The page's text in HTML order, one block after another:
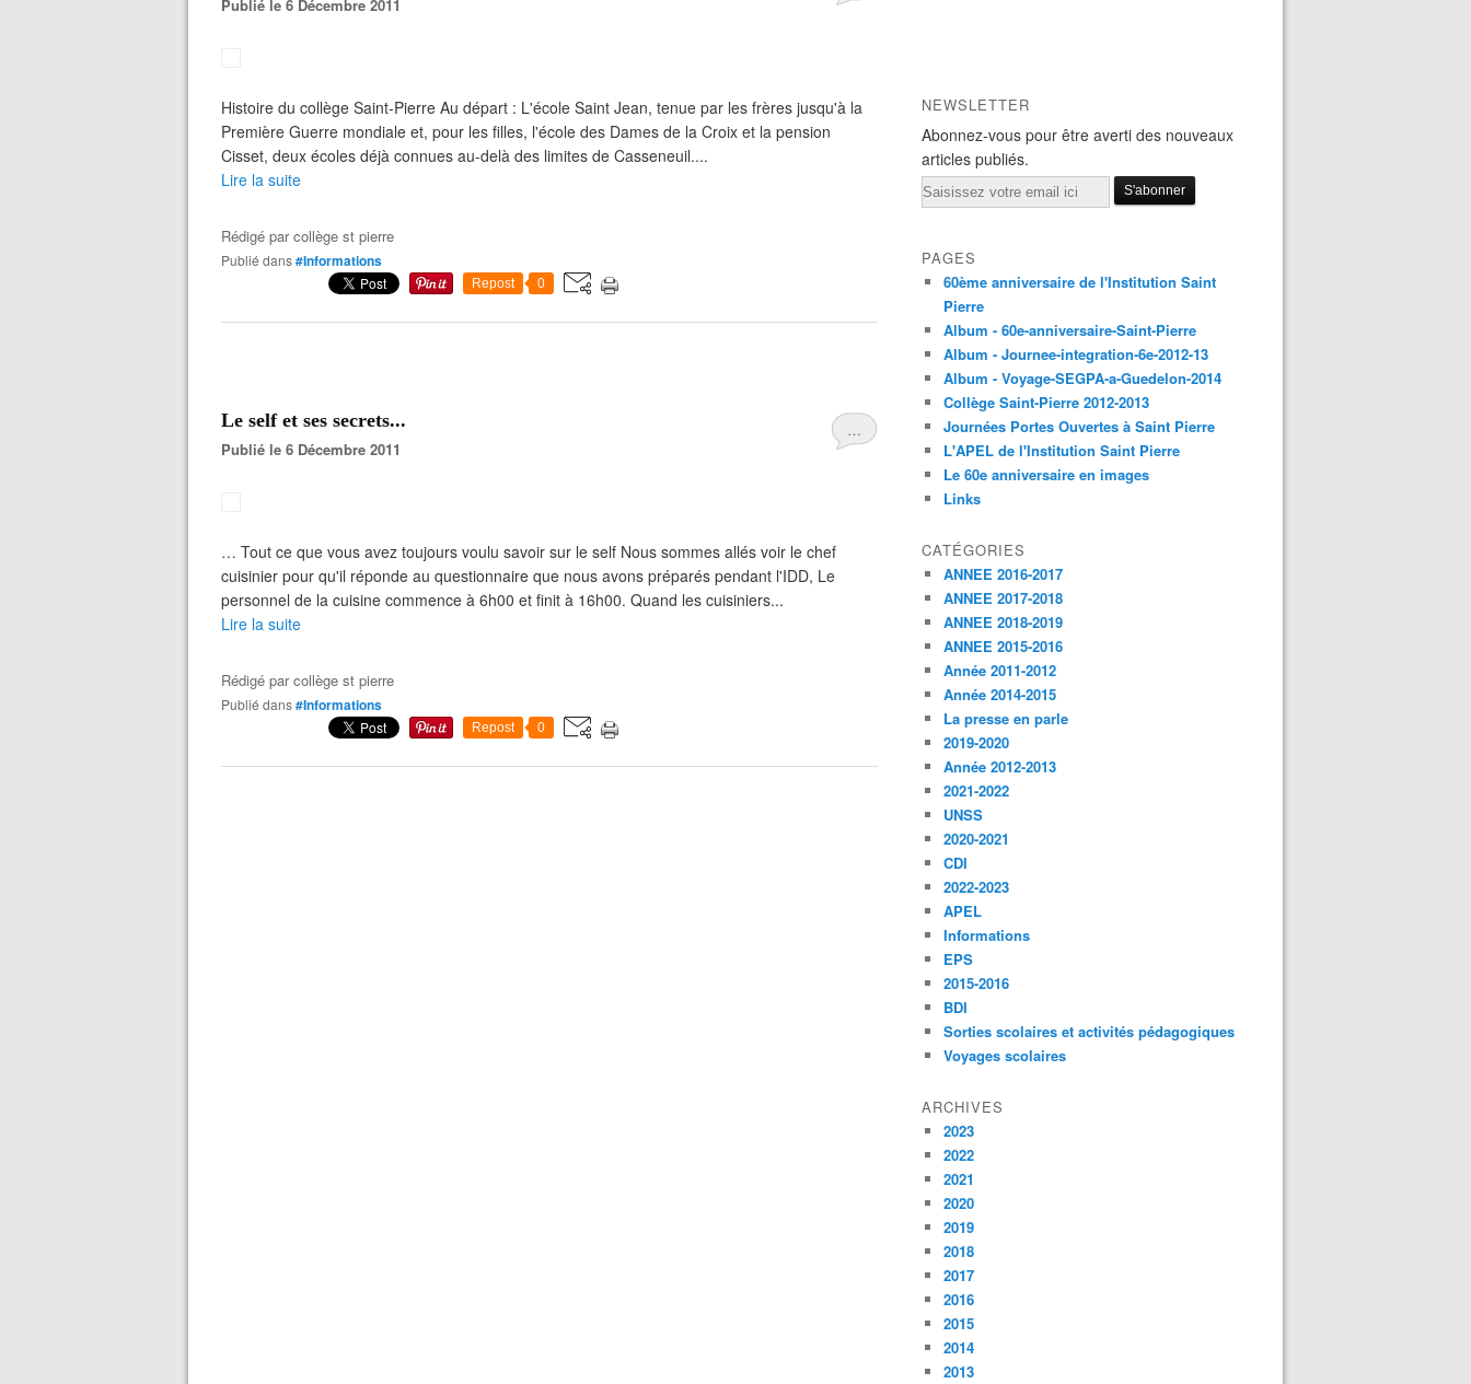
Publié le 6 Décembre 2011
Histoire du collège Saint-Pierre Au départ : L'école Saint Jean, tenue par les frères jusqu'à la
Première Guerre mondiale et, pour les filles, l'école des Dames de la Croix et la pension
Cisset, deux écoles déjà connues au-delà des limites de Casseneuil....
Lire la suite
Rédigé parcollège st pierre
Publié dans#Informations
Repost 0
…
Le self et ses secrets...
Publié le 6 Décembre 2011
… Tout ce que vous avez toujours voulu savoir sur le self Nous sommes allés voir le chef
cuisinier pour qu'il réponde au questionnaire que nous avons préparés pendant l'IDD, Le
personnel de la cuisine commence à 6h00 et finit à 16h00. Quand les cuisiniers...
Lire la suite
Rédigé parcollège st pierre
Publié dans#Informations
Repost 0
NEWSLETTER
Abonnez-vous pour être averti des nouveaux
articles publiés.
Email
PAGES
60ème anniversaire de l'Institution Saint
Pierre
Album - 60e-anniversaire-Saint-Pierre
Album - Journee-integration-6e-2012-13
Album - Voyage-SEGPA-a-Guedelon-2014
Collège Saint-Pierre 2012-2013
Journées Portes Ouvertes à Saint Pierre
L'APEL de l'Institution Saint Pierre
Le 60e anniversaire en images
Links
CATÉGORIES
ANNEE 2016-2017
ANNEE 2017-2018
ANNEE 2018-2019
ANNEE 2015-2016
Année 2011-2012
Année 2014-2015
La presse en parle
2019-2020
Année 2012-2013
2021-2022
UNSS
2020-2021
CDI
2022-2023
APEL
Informations
EPS
2015-2016
BDI
Sorties scolaires et activités pédagogiques
Voyages scolaires
ARCHIVES
2023
2022
2021
2020
2019
2018
2017
2016
2015
2014
2013